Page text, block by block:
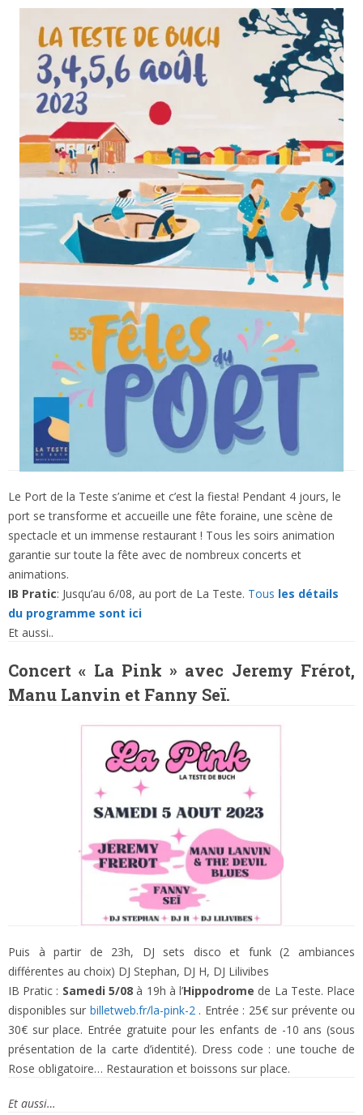
Le Port de la Teste s’anime et c’est la fiesta! Pendant 4 jours, le
port se transforme et accueille une fête foraine, une scène de
spectacle et un immense restaurant ! Tous les soirs animation
garantie sur toute la fête avec de nombreux concerts et
animations.
IB Pratic: Jusqu’au 6/08, au port de La Teste. Tous les détails
du programme sont ici
Et aussi..
Concert « La Pink » avec Jeremy Frérot,
Manu Lanvin et Fanny Seï.
Puis à partir de 23h, DJ sets disco et funk (2 ambiances
différentes au choix) DJ Stephan, DJ H, DJ Lilivibes
IB Pratic : Samedi 5/08 à 19h à l’Hippodrome de La Teste. Place
disponibles sur billetweb.fr/la-pink-2 . Entrée : 25€ sur prévente ou
30€ sur place. Entrée gratuite pour les enfants de -10 ans (sous
présentation de la carte d’identité). Dress code : une touche de
Rose obligatoire… Restauration et boissons sur place.
Et aussi…